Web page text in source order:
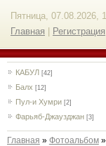
Пятница, 07.08.2026,
Главная
Регистрация
КАБУЛ [42]
Балх [12]
Пул-и Хумри [2]
Фарьяб-Джаузджан [3]
Главная » Фотоальбом»